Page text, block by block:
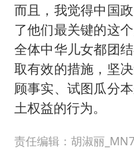
而且，我觉得中国
了他们最关键的这
全体中华儿女都团
取有效的措施，坚
顾事实、试图瓜分
土权益的行为。
责任编辑：胡淑丽